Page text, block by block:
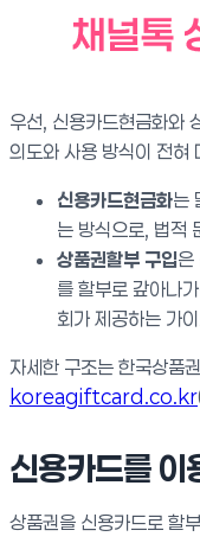
우선, 신용카드현금화와
의도와 사용 방식이 전혀
신용카드현금화는
는 방식으로, 법적
상품권할부 구입은
를 할부로 갚아나
회가 제공하는 가
자세한 구조는 한국상품
koreagiftcard.co.kr
신용카드를 이
상품권을 신용카드로 할